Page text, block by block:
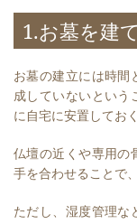
1.お墓を建
お墓の建立には時間
成していないという
に自宅に安置してお
仏壇の近くや専用の
手を合わせることで
ただし、湿度管理な